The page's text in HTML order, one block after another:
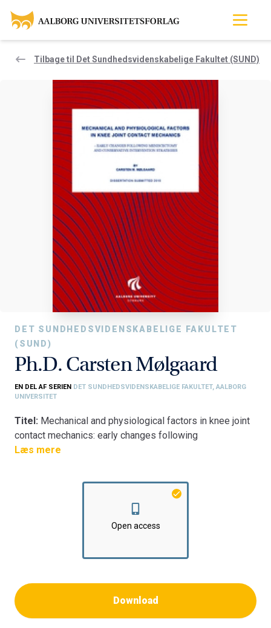
Tilbage til Det Sundhedsvidenskabelige Fakultet (SUND)
DET SUNDHEDSVIDENSKABELIGE FAKULTET
(SUND)
Ph.D. Carsten Mølgaard
EN DEL AF SERIEN DET SUNDHEDSVIDENSKABELIGE FAKULTET, AALBORG
UNIVERSITET
Titel: Mechanical and physiological factors in knee joint
contact mechanics: early changes following
meniscectomy and conservative intervention strategies
Institut for Medicin og Sundhedsteknologi
Læs mere
Open access
Download